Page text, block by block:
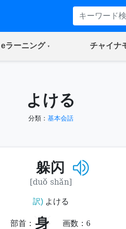
eラーニング(current) チャイナ
よける
分類： 基本会話
躲闪
[duǒ shǎn]
訳)よける
部首： 身 画数： 6